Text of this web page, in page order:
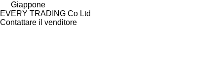
Giappone
EVERY TRADING Co Ltd
Contattare il venditore